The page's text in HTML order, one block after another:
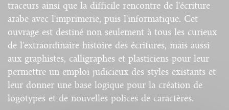
traceurs ainsi que la difficile rencontre de l'écriture
arabe avec l'imprimerie, puis l'informatique. Cet
ouvrage est destiné non seulement à tous les curieux
de l'extraordinaire histoire des écritures, mais aussi
aux graphistes, calligraphes et plasticiens pour leur
permettre un emploi judicieux des styles existants et
leur donner une base logique pour la création de
logotypes et de nouvelles polices de caractères.